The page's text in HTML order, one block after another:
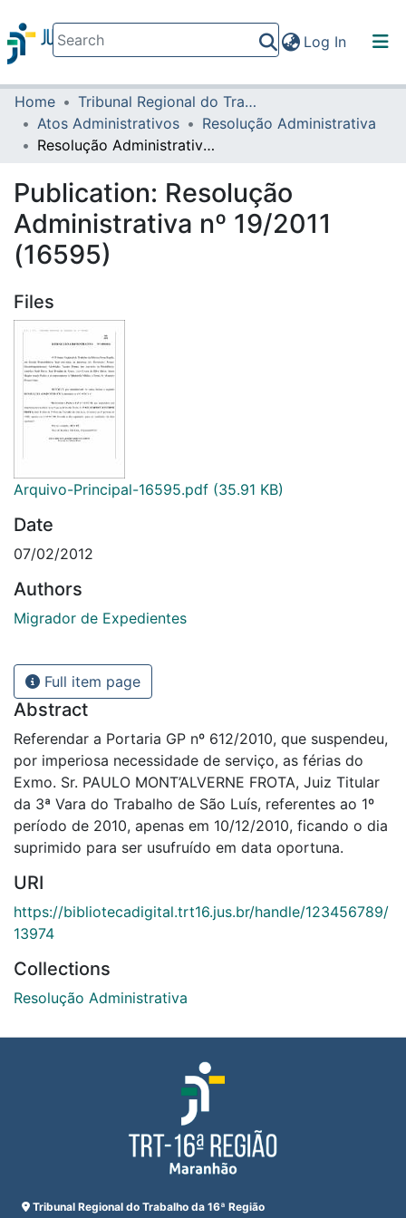
Log In(current)
Communities & Collections
All of DSpace
Home
Tribunal Regional do Trabalho da 16ª Região
Atos Administrativos
Resolução Administrativa
Resolução Administrativa nº 19/2011 (16595)
Publication: Resolução
Administrativa nº 19/2011
(16595)
Files
Arquivo-Principal-16595.pdf (35.91 KB)
Date
07/02/2012
Authors
Migrador de Expedientes
Full item page
Abstract
Referendar a Portaria GP nº 612/2010, que suspendeu,
por imperiosa necessidade de serviço, as férias do
Exmo. Sr. PAULO MONT’ALVERNE FROTA, Juiz Titular
da 3ª Vara do Trabalho de São Luís, referentes ao 1º
período de 2010, apenas em 10/12/2010, ficando o dia
suprimido para ser usufruído em data oportuna.
URI
https://bibliotecadigital.trt16.jus.br/handle/123456789/
13974
Collections
Resolução Administrativa
Tribunal Regional do Trabalho da 16ª Região